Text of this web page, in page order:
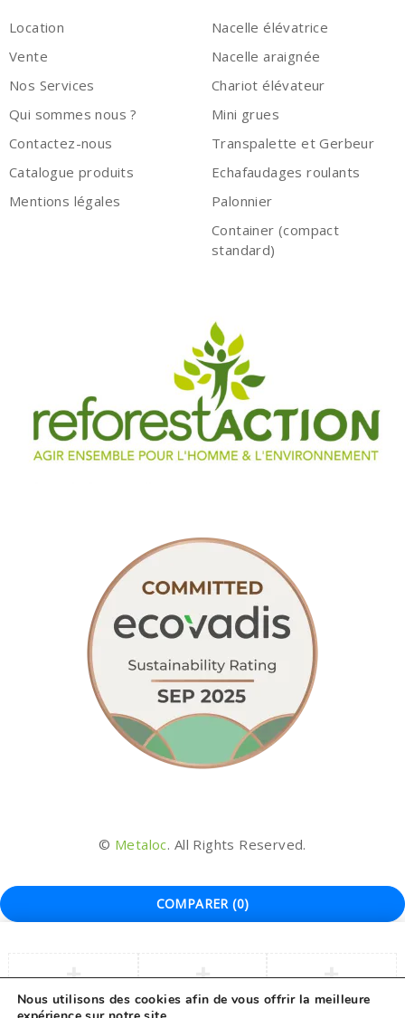
Location
Vente
Nos Services
Qui sommes nous ?
Contactez-nous
Catalogue produits
Mentions légales
Nacelle élévatrice
Nacelle araignée
Chariot élévateur
Mini grues
Transpalette et Gerbeur
Echafaudages roulants
Palonnier
Container (compact
standard)
© Metaloc. All Rights Reserved.
Nous utilisons des cookies afin de vous offrir la meilleure
COMPARER (0)